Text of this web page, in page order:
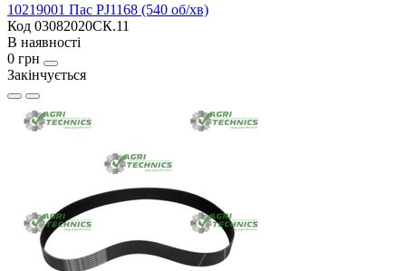
10219001 Пас PJ1168 (540 об/хв)
Код 03082020СК.11
В наявності
0 грн
Закінчується